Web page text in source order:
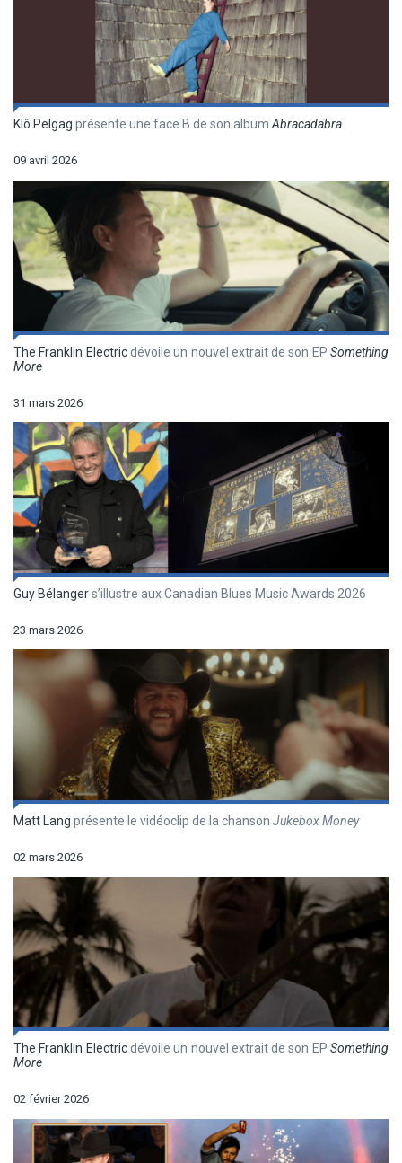
Klô Pelgag présente une face B de son albumAbracadabra
09 avril 2026
The Franklin Electricdévoile un nouvel extrait de son EPSomething
More
31 mars 2026
Guy Bélangers’illustre aux Canadian Blues Music Awards 2026
23 mars 2026
Matt Lang présente le vidéoclip de la chanson Jukebox Money
02 mars 2026
The Franklin Electricdévoile un nouvel extrait de son EPSomething
More
02 février 2026